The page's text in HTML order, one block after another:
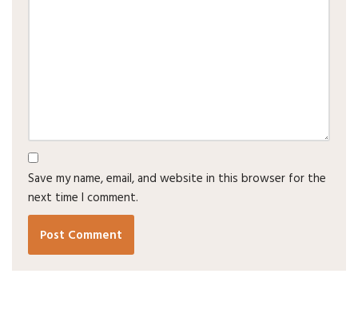
Save my name, email, and website in this browser for the
next time I comment.